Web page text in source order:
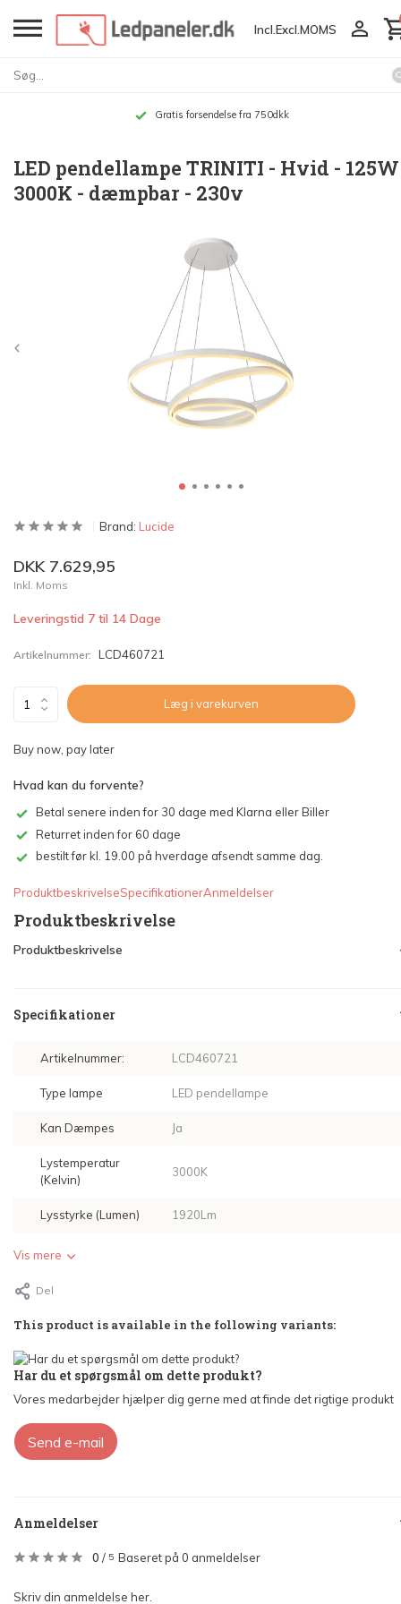
Incl. Excl. MOMS
Gratis forsendelse fra 750dkk
LED pendellampe TRINITI - Hvid - 125W
3000K - dæmpbar - 230v
Brand: Lucide
DKK 7.629,95
Inkl. Moms
Leveringstid 7 til 14 Dage
Artikelnummer: LCD460721
Læg i varekurven
Buy now, pay later
Hvad kan du forvente?
Betal senere inden for 30 dage med Klarna eller Biller
Returret inden for 60 dage
bestilt før kl. 19.00 på hverdage afsendt samme dag.
ProduktbeskrivelseSpecifikationerAnmeldelser
Produktbeskrivelse
Produktbeskrivelse
Specifikationer
Artikelnummer: LCD460721
Type lampe LED pendellampe
Kan Dæmpes Ja
Lystemperatur
(Kelvin)
3000K
Lysstyrke (Lumen) 1920Lm
Vis mere
Del
This product is available in the following variants:
Har du et spørgsmål om dette produkt?
Vores medarbejder hjælper dig gerne med at finde det rigtige produkt
Send e-mail
Anmeldelser
0 / 5 Baseret på 0 anmeldelser
Skriv din anmeldelse her.